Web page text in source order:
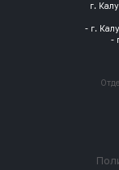
г.
- г.
-